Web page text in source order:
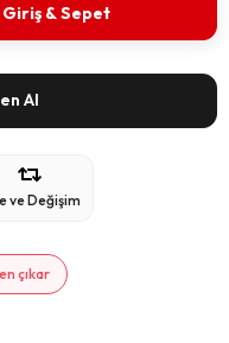
Giriş & Sepet
Al
ve Değişim
çıkar